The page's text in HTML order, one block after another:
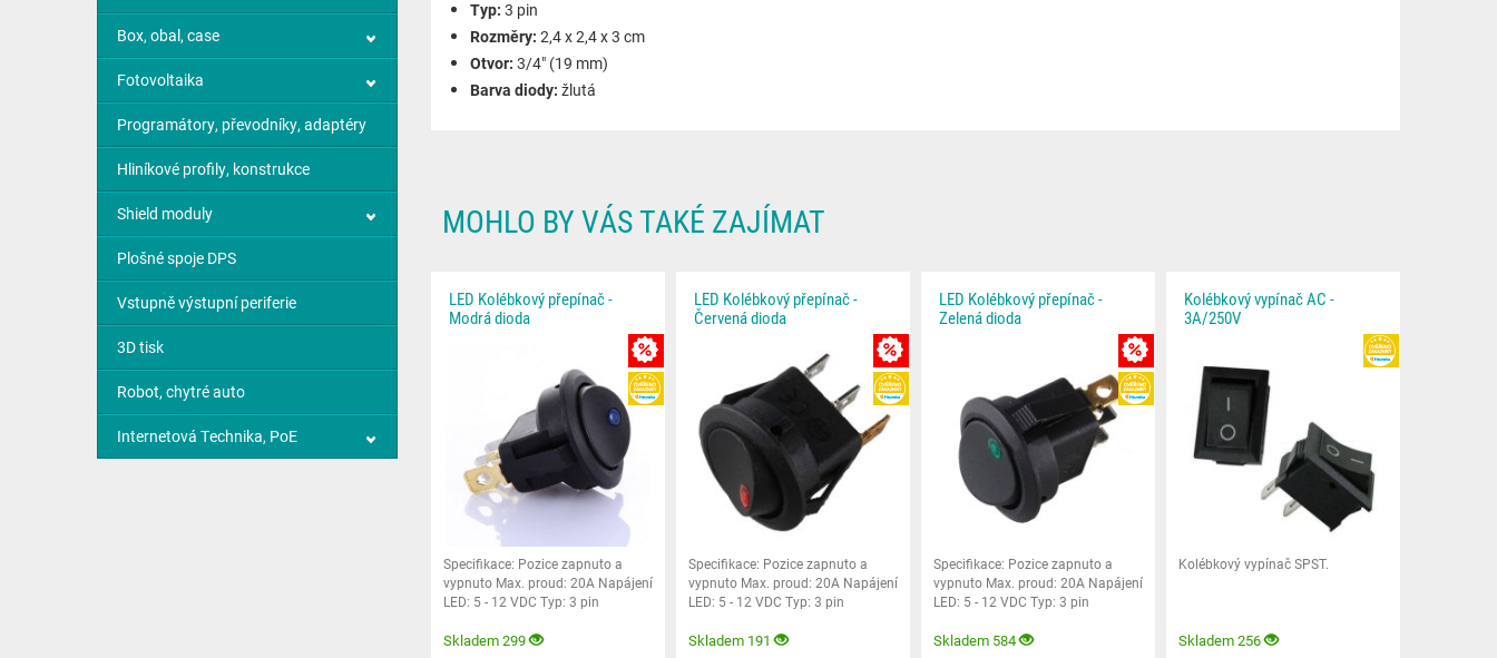
Typ: 3 pin
Rozměry: 2,4 x 2,4 x 3 cm
Otvor: 3/4" (19 mm)
Barva diody: žlutá
MOHLO BY VÁS TAKÉ ZAJÍMAT
LED Kolébkový přepínač -
Modrá dioda
Specifikace: Pozice zapnuto a
vypnuto Max. proud: 20A Napájení
LED: 5 - 12 VDC Typ: 3 pin
Skladem 299
LED Kolébkový přepínač -
Červená dioda
Specifikace: Pozice zapnuto a
vypnuto Max. proud: 20A Napájení
LED: 5 - 12 VDC Typ: 3 pin
Skladem 191
LED Kolébkový přepínač -
Zelená dioda
Specifikace: Pozice zapnuto a
vypnuto Max. proud: 20A Napájení
LED: 5 - 12 VDC Typ: 3 pin
HEUREKA
Skladem 584
Kolébkový vypínač AC -
3A/250V
Kolébkový vypínač SPST.
Skladem 256
Box, obal, case
Fotovoltaika
Programátory, převodníky, adaptéry
Hliníkové profily, konstrukce
Shield moduly
Plošné spoje DPS
Vstupně výstupní periferie
3D tisk
Robot, chytré auto
Internetová Technika, PoE